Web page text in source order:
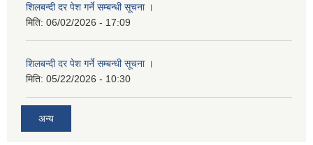
शिलबन्दी दर पेश गर्ने सम्बन्धी सूचना ।
मिति: 06/02/2026 - 17:09
शिलबन्दी दर पेश गर्ने सम्बन्धी सूचना ।
मिति: 05/22/2026 - 10:30
अन्य